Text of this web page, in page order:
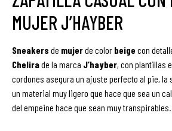
MUJER J’HAYBER
Sneakers de mujerde color beige con
Chelirade la marca J’hayber, con plantillas
cordones asegura un ajuste perfecto al pie, la
un material muy ligero que hace que sea un
del empeine hace que sean muy transpirables.